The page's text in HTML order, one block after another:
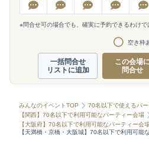
※問合せ可の場合でも、確実に予約できるわけで
空き枠
一括問合せ
リストに追加
この会場
問合せ
みんなのイベントTOP
70名以下で使えるパ
【関西】70名以下で利用可能なパーティー会場
【大阪府】70名以下で利用可能なパーティー会
【天満橋・京橋・大阪城】70名以下で利用可能